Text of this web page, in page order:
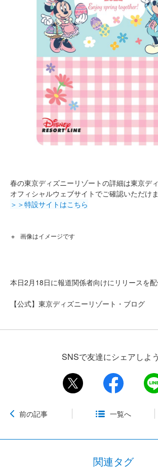
春の東京ディズニーリゾートの詳細は東京デ
オフィシャルウェブサイトでご確認いただけま
＞＞特設サイトはこちら
画像はイメージです
本日2月18日に報道関係者向けにリリースを配
【公式】東京ディズニーリゾート・ブログ
SNSで友達にシェアしよ
前の記事 一覧へ
関連タグ